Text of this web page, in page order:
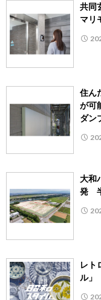
共同
マリ
住ん
が可
ダン
大和
発
レト
ル」